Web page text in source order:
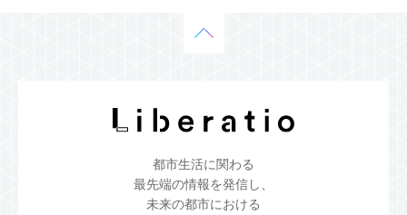
都市生活に関わる
最先端の情報を発信し、
未来の都市における